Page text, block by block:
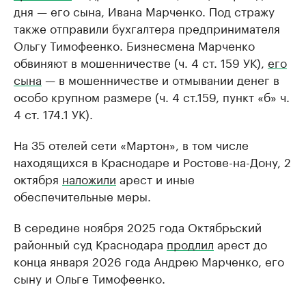
дня — его сына, Ивана Марченко. Под стражу
также отправили бухгалтера предпринимателя
Ольгу Тимофеенко. Бизнесмена Марченко
обвиняют в мошенничестве (ч. 4 ст. 159 УК), его
сына — в мошенничестве и отмывании денег в
особо крупном размере (ч. 4 ст.159, пункт «б» ч.
4 ст. 174.1 УК).
На 35 отелей сети «Мартон», в том числе
находящихся в Краснодаре и Ростове-на-Дону, 2
октября наложили арест и иные
обеспечительные меры.
В середине ноября 2025 года Октябрьский
районный суд Краснодара продлил арест до
конца января 2026 года Андрею Марченко, его
сыну и Ольге Тимофеенко.